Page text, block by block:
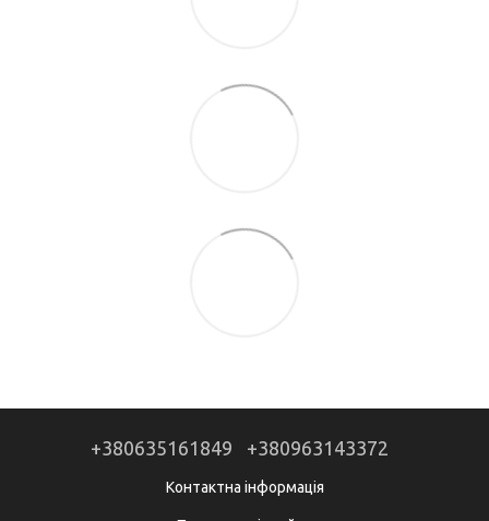
+380635161849 +380963143372
Контактна інформація